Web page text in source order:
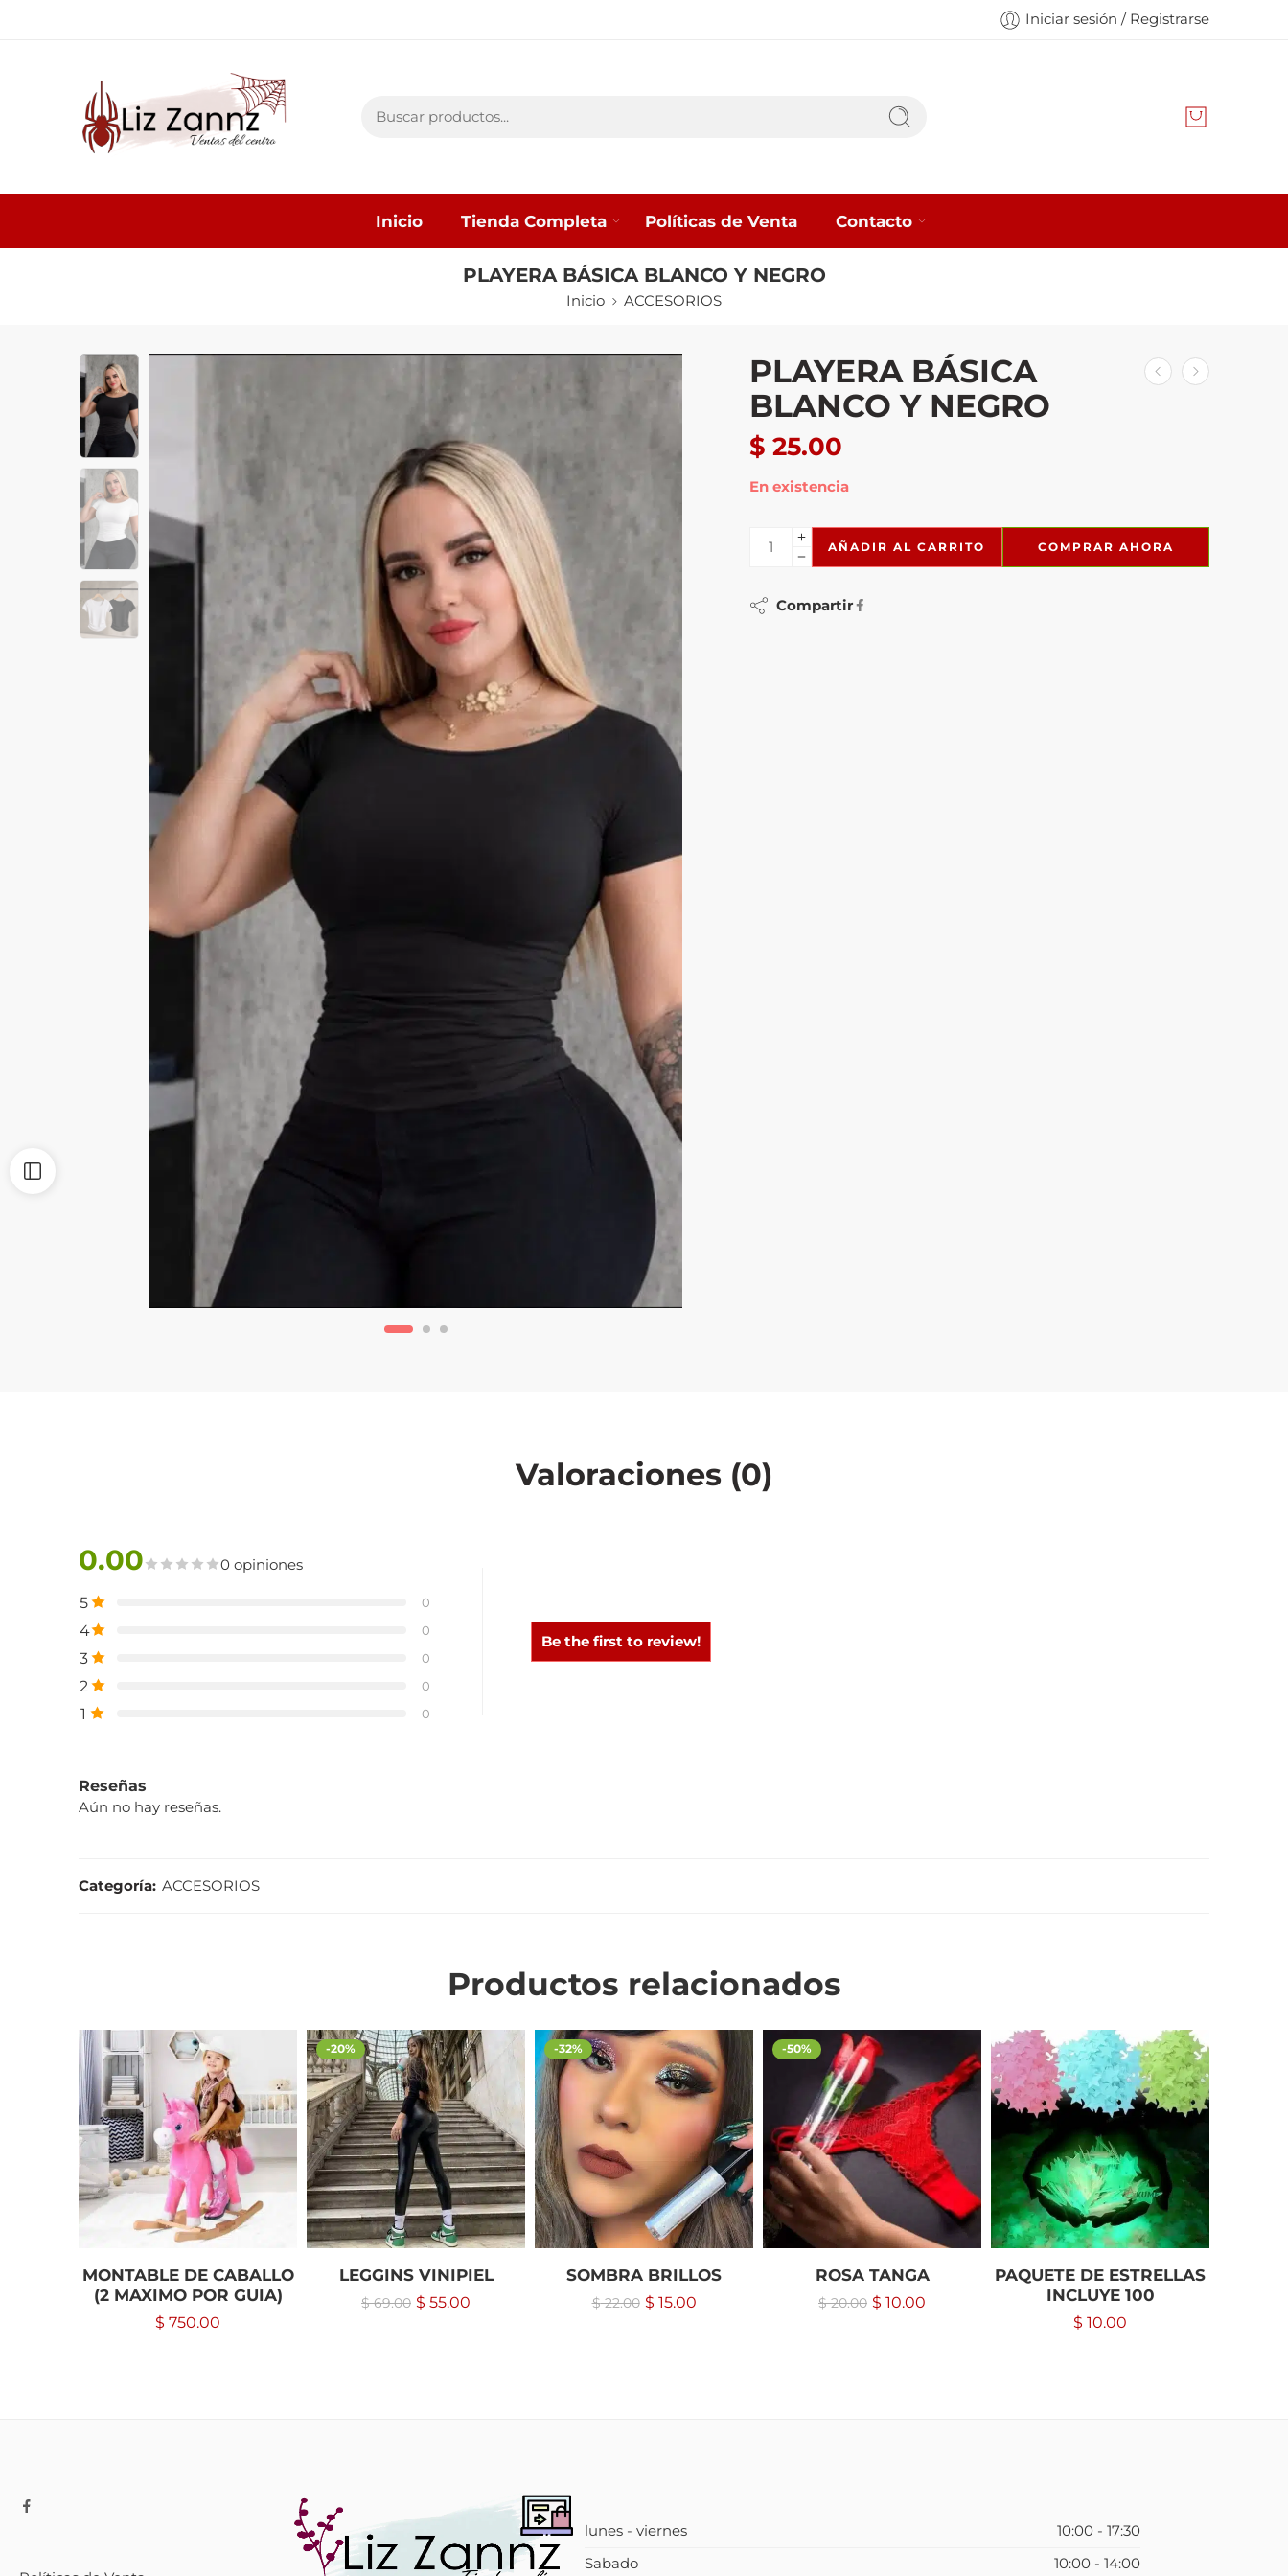
Iniciar sesión / Registrarse
Inicio Tienda Completa Políticas de Venta Contacto
PLAYERA BÁSICA BLANCO Y NEGRO
Inicio ACCESORIOS
PLAYERA BÁSICA
BLANCO Y NEGRO
$ 25.00
En existencia
AÑADIR AL CARRITO COMPRAR AHORA
Compartir
Valoraciones (0)
0.00 0 opiniones
5 0
4 0
3 0
2 0
1 0
Be the first to review!
Reseñas
Aún no hay reseñas.
Categoría: ACCESORIOS
Productos relacionados
MONTABLE DE CABALLO
(2 MAXIMO POR GUIA)
$ 750.00
-20%
LEGGINS VINIPIEL
$69.00 $ 55.00
-32%
SOMBRA BRILLOS
$22.00 $ 15.00
-50%
ROSA TANGA
$20.00 $ 10.00
PAQUETE DE ESTRELLAS
INCLUYE 100
$ 10.00
lunes - viernes
10:00 - 17:30
Sabado
10:00 - 14:00